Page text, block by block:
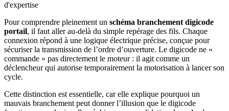
d'expertise
Pour comprendre pleinement un schéma branchement digicode
portail, il faut aller au-delà du simple repérage des fils. Chaque
connexion répond à une logique électrique précise, conçue pour
sécuriser la transmission de l’ordre d’ouverture. Le digicode ne «
commande » pas directement le moteur : il agit comme un
déclencheur qui autorise temporairement la motorisation à lancer son
cycle.
Cette distinction est essentielle, car elle explique pourquoi un
mauvais branchement peut donner l’illusion que le digicode